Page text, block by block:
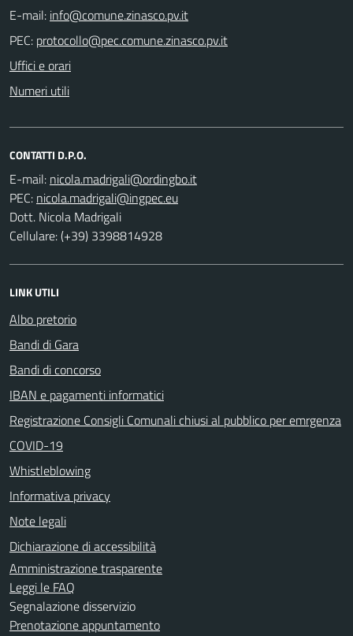
E-mail:
PEC:
Uffici e orari
Numeri utili
CONTATTI D.P.O.
E-mail:
PEC:
Dott. Nicola Madrigali
Cellulare: (+39) 3398814928
LINK UTILI
Albo pretorio
Bandi di Gara
Bandi di concorso
IBAN e pagamenti informatici
Registrazione Consigli Comunali chiusi al pubblico per emrgenza
COVID-19
Whistleblowing
Informativa privacy
Note legali
Dichiarazione di accessibilità
Amministrazione trasparente
Leggi le FAQ
Segnalazione disservizio
Prenotazione appuntamento